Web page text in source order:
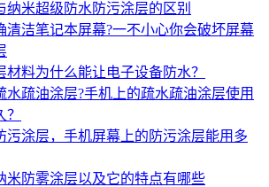
纳米超级防水防污涂层的区别
清洁笔记本屏幕?一不小心你会破坏屏幕
材料为什么能让电子设备防水？
水疏油涂层?手机上的疏水疏油涂层使用
污涂层，手机屏幕上的防污涂层能用多
米防雾涂层以及它的特点有哪些